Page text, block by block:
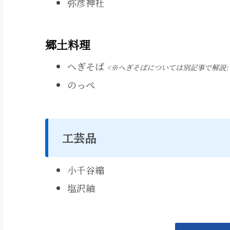
郷土料理
へぎそば <※へぎそばについては別記事で解説:
のっぺ
工芸品
小千谷縮
塩沢紬